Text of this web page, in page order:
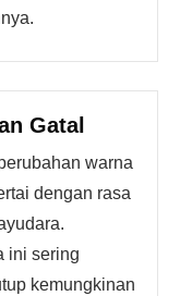
Gatal
warna
dengan rasa
ini sering
kemungkinan